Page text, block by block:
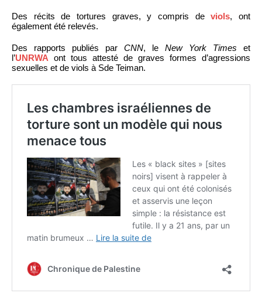
Des récits de tortures graves, y compris deviols, ont
également été relevés.
Des rapports publiés par CNN, le New York Times et
l’UNRWA ont tous attesté de graves formes d’agressions
sexuelles et de viols à Sde Teiman.